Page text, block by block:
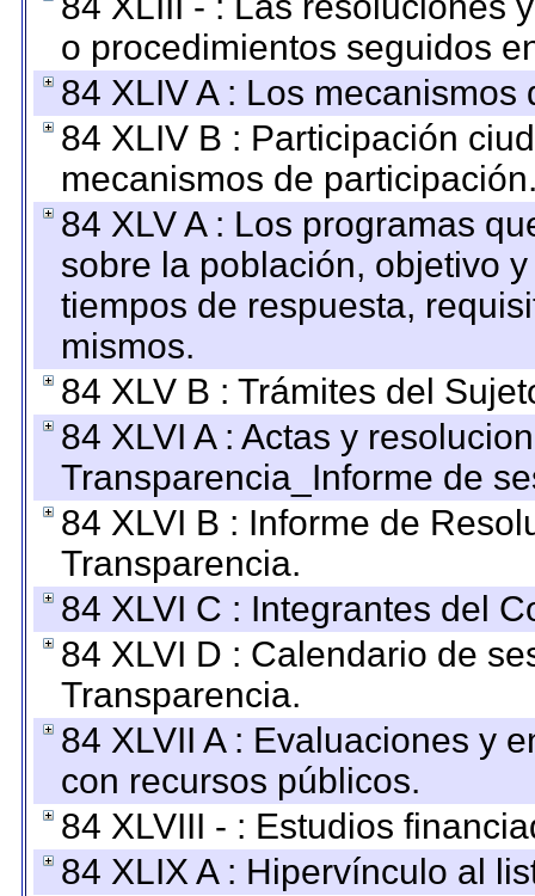
o procedimientos seguidos
84 XLIV A : Los
84 XLIV B : Participación
mecanismos de
84 XLV A : Los programas
sobre la población, objetivo
tiempos de respuesta,
mismos.
84 XLV B : Trámites del
84 XLVI A : Actas y
Transparencia_Informe de
84 XLVI B : Informe de
Transparencia.
84 XLVI C : Integrantes del
84 XLVI D : Calendario de
Transparencia.
84 XLVII A : Evaluaciones y
con recursos públicos.
84 XLVIII - : Estudios
84 XLIX A : Hipervínculo al